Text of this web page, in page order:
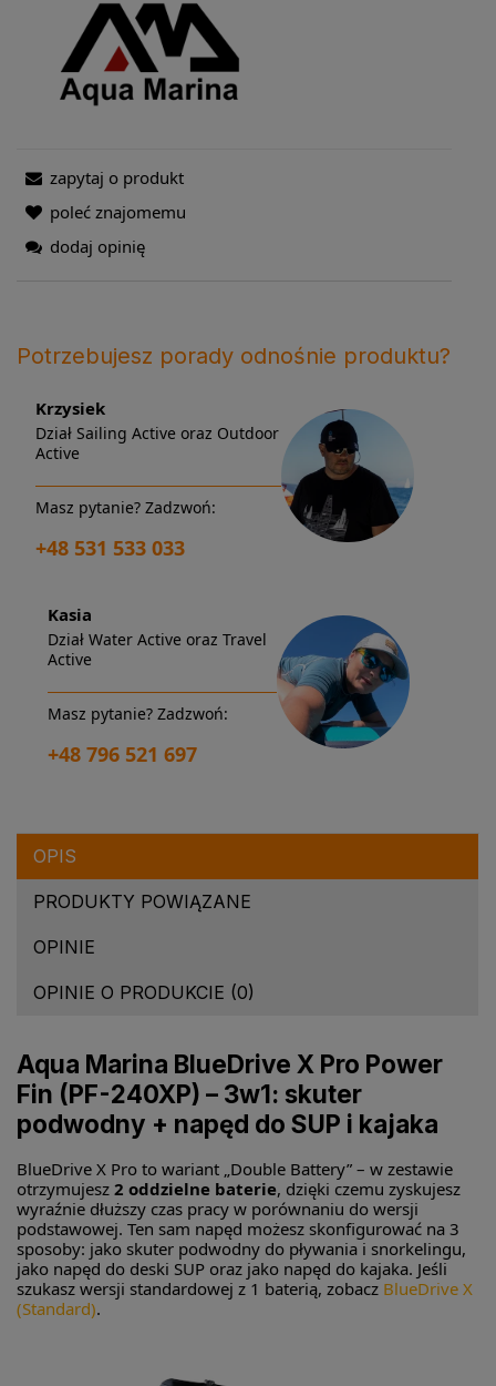
zapytaj o produkt
poleć znajomemu
dodaj opinię
Potrzebujesz porady odnośnie produktu?
Krzysiek
Dział Sailing Active oraz Outdoor
Active
Masz pytanie? Zadzwoń:
+48 531 533 033
Kasia
Dział Water Active oraz Travel
Active
Masz pytanie? Zadzwoń:
+48 796 521 697
OPIS
PRODUKTY POWIĄZANE
OPINIE
OPINIE O PRODUKCIE (0)
Aqua Marina BlueDrive X Pro Power
Fin (PF-240XP) – 3w1: skuter
podwodny + napęd do SUP i kajaka
BlueDrive X Pro to wariant „Double Battery” – w zestawie
otrzymujesz 2 oddzielne baterie, dzięki czemu zyskujesz
wyraźnie dłuższy czas pracy w porównaniu do wersji
podstawowej. Ten sam napęd możesz skonfigurować na 3
sposoby: jako skuter podwodny do pływania i snorkelingu,
jako napęd do deski SUP oraz jako napęd do kajaka. Jeśli
szukasz wersji standardowej z 1 baterią, zobacz BlueDrive X
(Standard).